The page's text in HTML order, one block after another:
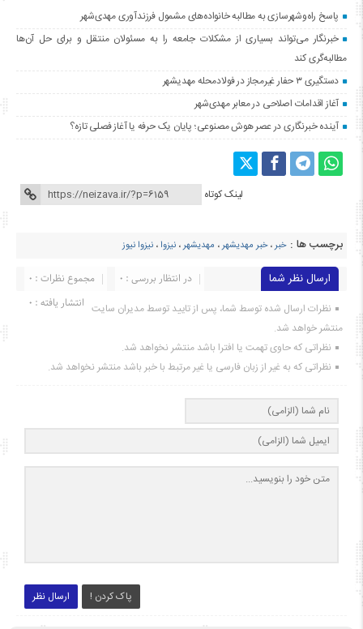
پاسخ راه‌وشهرسازی به مطالبه خانواده‌های مشمول فرزندآوری مهدی‌شهر
خبرنگار می‌تواند بسیاری از مشکلات جامعه را به مسئولان منتقل و برای حل آن‌ها
مطالبه‌گری کند
دستگیری ۳ حفار غیرمجاز در فولادمحله مهدیشهر
آغاز اقدامات اصلاحی در معابر مهدی‌شهر
آینده خبرنگاری در عصر هوش مصنوعی؛ پایان یک حرفه یا آغاز فصلی تازه؟
لینک کوتاه
برچسب ها : خبر،خبر مهدیشهر، مهدیشهر، نیزوا ، نیزوا نیوز
ارسال نظر شما مجموع نظرات : 0
در انتظار بررسی : 0
انتشار یافته : ۰ نظرات ارسال شده توسط شما، پس از تایید توسط مدیران سایت
منتشر خواهد شد.
نظراتی که حاوی تهمت یا افترا باشد منتشر نخواهد شد.
نظراتی که به غیر از زبان فارسی یا غیر مرتبط با خبر باشد منتشر نخواهد شد.
ارسال نظر پاک کردن !